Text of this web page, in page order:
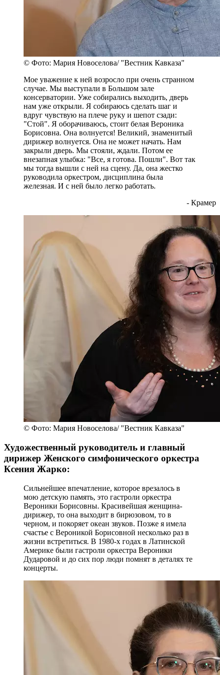
© Фото: Мария Новоселова/ "Вестник Кавказа"
Мое уважение к ней возросло при очень странном
случае. Мы выступали в Большом зале
консерватории. Уже собирались выходить, дверь
нам уже открыли. Я собираюсь сделать шаг и
вдруг чувствую на плече руку и шепот сзади:
"Стой". Я оборачиваюсь, стоит белая Вероника
Борисовна. Она волнуется! Великий, знаменитый
дирижер волнуется. Она не может начать. Нам
закрыли дверь. Мы стояли, ждали. Потом ее
внезапная улыбка: "Все, я готова. Пошли". Вот так
мы тогда вышли с ней на сцену. Да, она жестко
руководила оркестром, дисциплина была
железная. И с ней было легко работать.
- Крамер
© Фото: Мария Новоселова/ "Вестник Кавказа"
Художественный руководитель и главный
дирижер Женского симфонического оркестра
Ксения Жарко:
Сильнейшее впечатление, которое врезалось в
мою детскую память, это гастроли оркестра
Вероники Борисовны. Красивейшая женщина-
дирижер, то она выходит в бирюзовом, то в
черном, и покоряет океан звуков. Позже я имела
счастье с Вероникой Борисовной несколько раз в
жизни встретиться. В 1980-х годах в Латинской
Америке были гастроли оркестра Вероники
Дударовой и до сих пор люди помнят в деталях те
концерты.